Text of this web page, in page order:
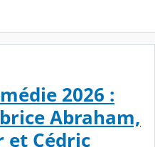
2026 :
Abraham,
et Cédric